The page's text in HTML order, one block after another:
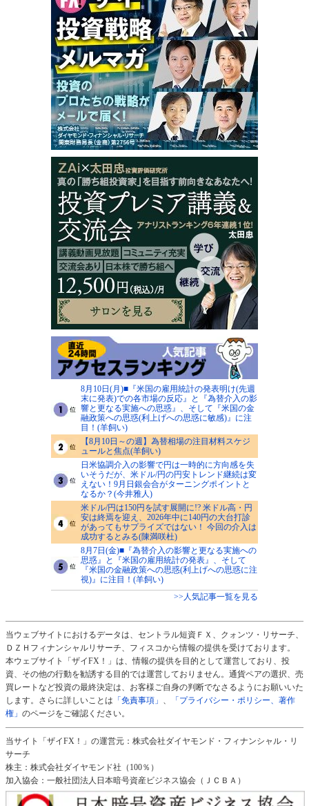
8月10日(月)■『米国の雇用統計の発表明け(先週
末に発表)での各市場の反応』と『為替介入の影
響と更なる実施への思惑』、そして『米国の金
融政策への思惑(利上げへの思惑に敏感)』に注
目！(羊飼い)
【8月10日～の週】為替相場の注目材料スケジ
ュールと焦点(羊飼い)
日米協調介入の影響で円は一時的に方向感を失
いそうだが、米ドル/円の円安トレンド継続は変
えない！9月日銀会合がターニングポイントと
なるか？(今井雅人)
米ドル/円は150円を試す展開に!? 米ドル高・円
安は終焉を迎え、2026年中に140円の大台打診
があってもサプライズではない！ 今回の介入は
成功するとみる(陳満咲杜)
8月7日(金)■『為替介入の影響と更なる実施への
思惑』と『米国の雇用統計の発表』、そして
『米国の金融政策への思惑(利上げへの思惑に注
視)』に注目！(羊飼い)
>>人気記事一覧を見る
当ウェブサイトにおけるデータは、セントラル短資ＦＸ、クォンツ・リサーチ、
ＤＺＨフィナンシャルリサーチ、フィスコから情報の提供を受けております。
本ウェブサイト「ザイFX！」は、情報の提供を目的として運営しており、投
資、その他の行動を勧誘する目的では運営しておりません。通貨ペアの選択、売
買レートなど投資の最終決定は、お客様ご自身の判断でなさるようにお願いいた
します。さらに詳しいことは 「免責事項」 、
「プライバシー・ポリシー、著作
権」 のページをご確認ください。
当サイト「ザイFX！」の運営元：株式会社ダイヤモンド・フィナンシャル・リ
サーチ
株主：株式会社ダイヤモンド社（100％）
加入協会：一般社団法人日本暗号資産ビジネス協会（ＪＣＢＡ）